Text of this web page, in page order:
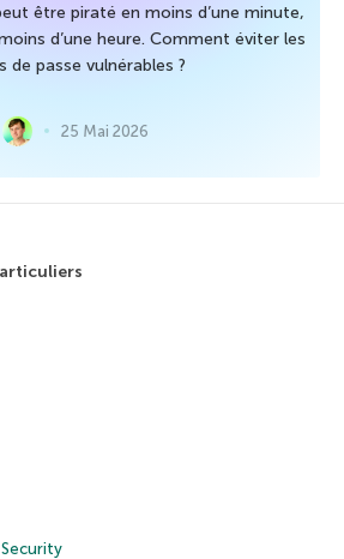
être piraté en moins d’une minute,
d’une heure. Comment éviter les
de passe vulnérables ?
25 Mai 2026
Security